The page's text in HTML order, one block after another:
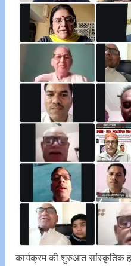
कार्यक्रम की शुरुआत सांस्कृतिक